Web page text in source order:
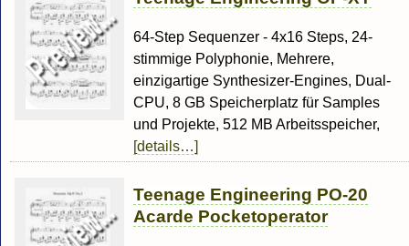
64-Step Sequenzer - 4x16 Steps, 24-
stimmige Polyphonie, Mehrere,
einzigartige Synthesizer-Engines, Dual-
CPU, 8 GB Speicherplatz für Samples
und Projekte, 512 MB Arbeitsspeicher,
[details…]
Teenage Engineering PO-20
Acarde Pocketoperator